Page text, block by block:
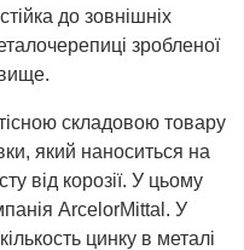
до зовнішніх
зробленої
складовою товару
який наноситься на
від корозії. У цьому
ArcelorMittal. У
цинку в металі